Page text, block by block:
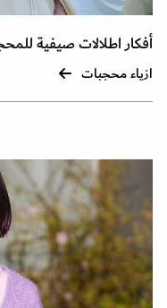
أفكار اطلالات صيفية
ازياء محجبات